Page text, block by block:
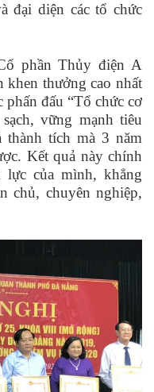
đại diện các tổ chức
phần Thủy điện A
thưởng cao nhất
phấn đấu “Tổ chức cơ
vững mạnh tiêu
thành tích mà 3 năm
Kết quả này chính
của mình, khẳng
chủ, chuyên nghiệp,